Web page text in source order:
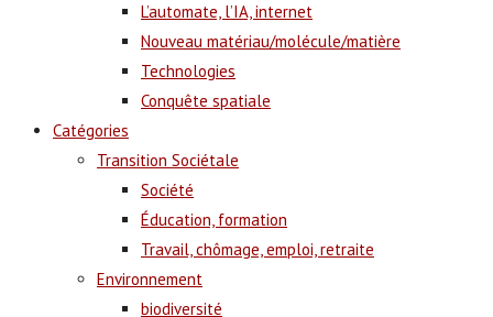
L’automate, l’IA, internet
Nouveau matériau/molécule/matière
Technologies
Conquête spatiale
Catégories
Transition Sociétale
Société
Éducation, formation
Travail, chômage, emploi, retraite
Environnement
biodiversité